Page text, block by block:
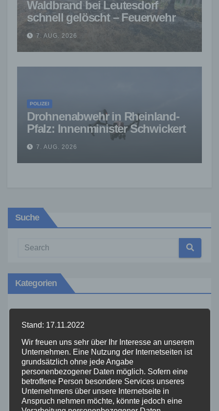
Waldbrand bei Leutesdorf
schnell gelöscht – Feuerwehr
warnt vor erhöhter Brandgefahr
7. AUG. 2026
POLIZEI
Drohnenabwehr in Rheinland-
Pfalz: Innenminister Schwickert
sieht Kurs bestätigt
7. AUG. 2026
Suche
Kategorien
Allgemein
Altenkirchen
Bundespolizei
Stand: 17.11.2022
Wir freuen uns sehr über Ihr Interesse an unserem
Unternehmen. Eine Nutzung der Internetseiten ist
grundsätzlich ohne jede Angabe
personenbezogener Daten möglich. Sofern eine
betroffene Person besondere Services unseres
Unternehmens über unsere Internetseite in
Anspruch nehmen möchte, könnte jedoch eine